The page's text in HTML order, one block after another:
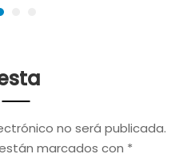
no será publicada.
marcados con *